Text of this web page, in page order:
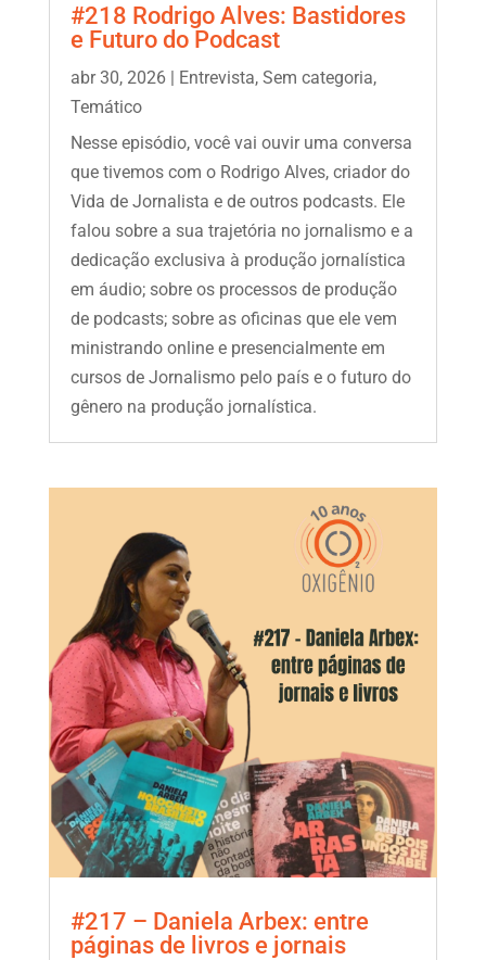
#218 Rodrigo Alves: Bastidores
e Futuro do Podcast
abr 30, 2026| Entrevista, Sem categoria,
Temático
Nesse episódio, você vai ouvir uma conversa
que tivemos com o Rodrigo Alves, criador do
Vida de Jornalista e de outros podcasts. Ele
falou sobre a sua trajetória no jornalismo e a
dedicação exclusiva à produção jornalística
em áudio; sobre os processos de produção
de podcasts; sobre as oficinas que ele vem
ministrando online e presencialmente em
cursos de Jornalismo pelo país e o futuro do
gênero na produção jornalística.
#217 – Daniela Arbex: entre
páginas de livros e jornais